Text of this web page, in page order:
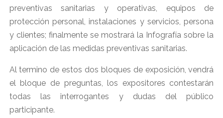
preventivas sanitarias y operativas, equipos de
protección personal, instalaciones y servicios, persona
y clientes; finalmente se mostrará la Infografía sobre la
aplicación de las medidas preventivas sanitarias.
Al termino de estos dos bloques de exposición, vendrá
el bloque de preguntas, los expositores contestarán
todas las interrogantes y dudas del público
participante.